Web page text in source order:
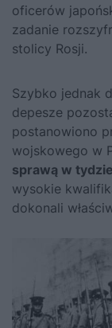
oficerów
zadanie
stolicy Rosji.
Szybko jednak
depesze
postanowiono
wojskowego w
sprawą w
wysokie
dokonali